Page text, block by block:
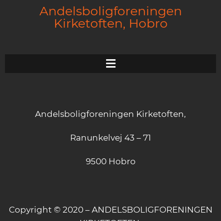
Andelsboligforeningen
Kirketoften, Hobro
Andelsboligforeningen Kirketoften,
Ranunkelvej 43 – 71
9500 Hobro
Copyright © 2020 – ANDELSBOLIGFORENINGEN